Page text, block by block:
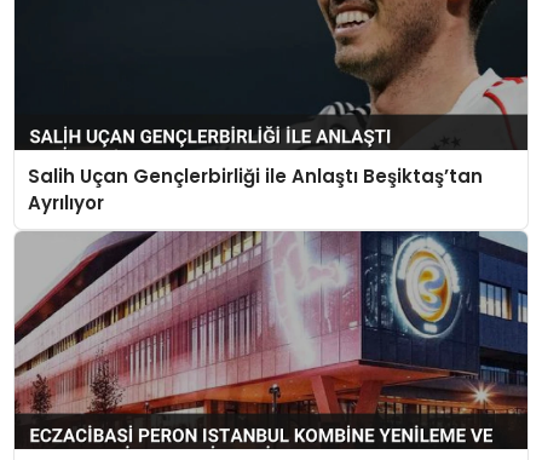
Salih Uçan Gençlerbirliği ile Anlaştı Beşiktaş’tan
Ayrılıyor